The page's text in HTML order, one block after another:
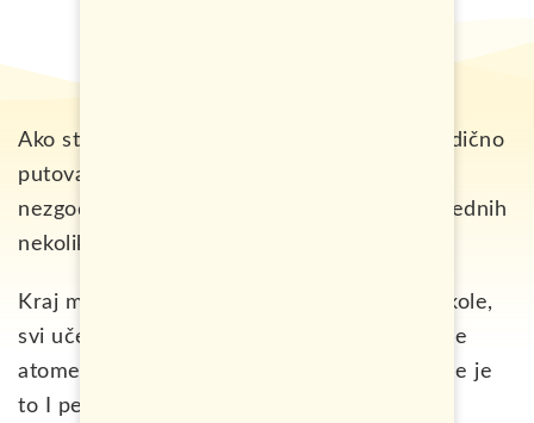
Ako ste se pitali, kako to izgleda jedno porodično
putovanje na Zakintos sa svim zgodama I
nezgodama, pokušaću da vam opišem u narednih
nekoliko pasusa.
Kraj maja, početak juna – zadnje sedmice škole,
svi učenici se bore za ocjene, daju posljednje
atome snage I jedva čekaju raspust. Za mene je
to I period istraživanja sajtova svih mogućih